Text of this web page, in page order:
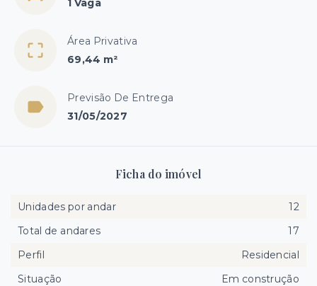
1 Vaga
Área Privativa
69,44 m²
Previsão De Entrega
31/05/2027
Ficha do imóvel
Unidades por andar
12
Total de andares
17
Perfil
Residencial
Situação
Em construção